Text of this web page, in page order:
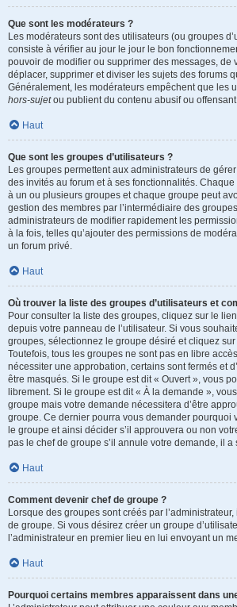
Que sont les modérateurs ?
Les modérateurs sont des utilisateurs (ou groupes
consiste à vérifier au jour le jour le bon
pouvoir de modifier ou supprimer des messages, de
déplacer, supprimer et diviser les sujets des forums
Généralement, les modérateurs empêchent que les
hors-sujetou publient du contenu abusif ou
Haut
Que sont les groupes d’utilisateurs ?
Les groupes permettent aux administrateurs de
des invités au forum et à ses fonctionnalités.
à un ou plusieurs groupes et chaque groupe peut
gestion des membres par l’intermédiaire des
administrateurs de modifier rapidement les
à la fois, telles qu’ajouter des permissions de
un forum privé.
Haut
Où trouver la liste des groupes d’utilisateurs et
Pour consulter la liste des groupes, cliquez sur le lien
depuis votre panneau de l’utilisateur. Si vous
groupes, sélectionnez le groupe désiré et cliquez
Toutefois, tous les groupes ne sont pas en libre
nécessiter une approbation, certains sont fermés et
être masqués. Si le groupe est dit « Ouvert », vous
librement. Si le groupe est dit « À la demande »,
groupe mais votre demande nécessitera d’être
groupe. Ce dernier pourra vous demander pourquoi
le groupe et ainsi décider s’il approuvera ou non
pas le chef de groupe s’il annule votre demande, il a
Haut
Comment devenir chef de groupe ?
Lorsque des groupes sont créés par
de groupe. Si vous désirez créer un groupe
l’administrateur en premier lieu en lui envoyant un
Haut
Pourquoi certains membres apparaissent dans